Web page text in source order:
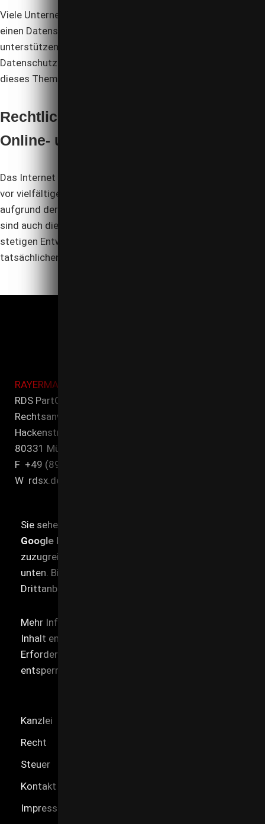
Viele Unternehmen sind zudem gesetzlich verpflichtet,
einen Datenschutzbeauftragten zu bestellen. Wir
unterstützen unsere Mandanten sowie deren
Datenschutzbeauftragte bei allen Fragen, die sich rund um
dieses Thema ergeben.
Rechtliche Herausforderung im
Online- und Internetrecht
Das Internet stellt sowohl Content-Anbieter als auch User
vor vielfältige rechtliche Herausforderungen. Insbesondere
aufgrund der Vielseitigkeit und Flexibilität dieses Mediums
sind auch die gesetzlichen Rahmenbedingungen einer
stetigen Entwicklung unterworfen, die allerdings den
tatsächlichen Innovationen meist um Jahre hinterher ist.
RAYERMANN DITTMEIER SEIFERT
RDS PartG mbB
Rechtsanwälte und Steuerberater
Hackenstr. 7
80331 MünchenT +49 (89) 21 545 00-0
F +49 (89) 21 545 00-90
W rdsx.de
Sie sehen gerade einen Platzhalterinhalt von
Google Maps
zuzugreifen, klicken Sie auf die Schaltfläche
unten. Bitte beachten Sie, dass dabei Daten an
Drittanbieter weitergegeben werden.
Mehr Informationen
Inhalt entsperren
Erforderlichen Service akzeptieren und Inhalte
entsperren
Kanzlei
Recht
Steuer
Kontakt
Impressum